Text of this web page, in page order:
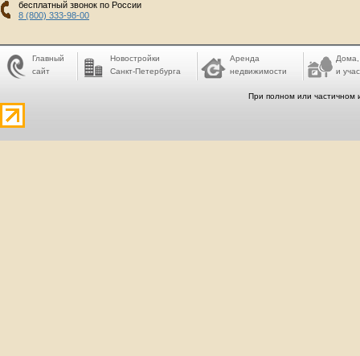
бесплатный звонок по России
8 (800) 333-98-00
Главный
сайт
Новостройки
Санкт-Петербурга
Аренда
недвижимости
Дома,
и
При полном или частичном